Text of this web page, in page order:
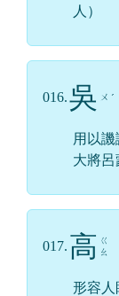
人）
016.吳 ㄨ ˊ
用以
大將呂
017. 高 ㄍ
ㄠ
形容人